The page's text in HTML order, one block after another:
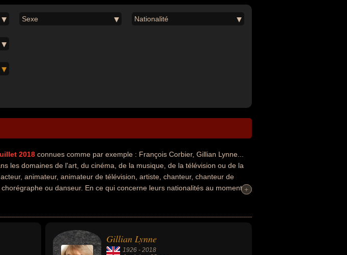
Sexe Nationalité
2018 connues comme par exemple : François Corbier, Gillian Lynne...
les domaines de l'art, du cinéma, de la musique, de la télévision ou de la
animateur, animateur de télévision, artiste, chanteur, chanteur de
ou danseur. En ce qui concerne leurs nationalités au moment +
+
Gillian Lynne
1926 -2018